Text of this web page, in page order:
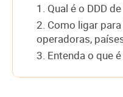
1. Qual é o DDD
2. Como ligar
operadoras,
3. Entenda o que é